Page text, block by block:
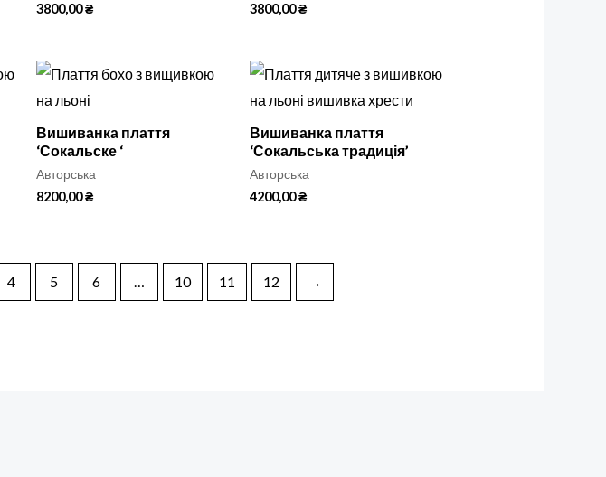
3800,00₴ 3800,00₴
Вишиванка плаття
‘Сокальске ‘
Авторська
8200,00₴
Вишиванка плаття
‘Сокальська традиція’
Авторська
4200,00₴
4 5 6 … 10 11 12 →